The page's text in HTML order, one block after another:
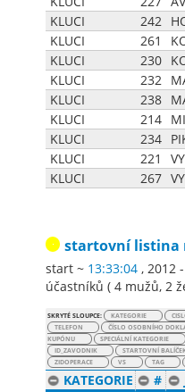
KLUCI
242
KLUCI
261
KLUCI
230
KLUCI
232
KLUCI
238
KLUCI
214
KLUCI
234
KLUCI
221
KLUCI
267
startovní listina
start ~ 13:33:04 , 2012
účastníků (4 mužů, 2
SKRYTÉ SLOUPCE: KATEGORIE
TELEFON
ČÍSLO OSOBNÍHO
KUPÓNU
SPECIÁLNÍ KATEGORIE
ID_ZAVODNIK
STARTOVNÍ
ZIDOPERACE
VS TAG
KATEGORIE #